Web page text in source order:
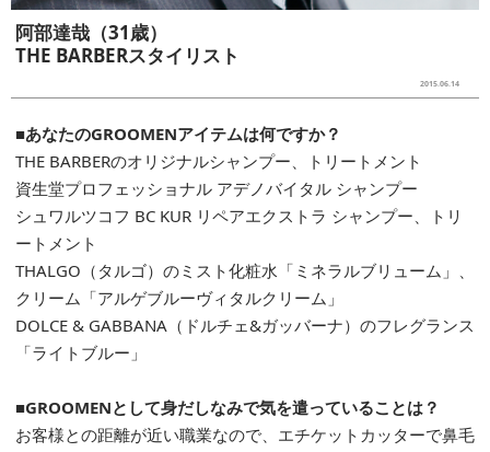
阿部達哉（31歳）
THE BARBERスタイリスト
2015.06.14
■あなたのGROOMENアイテムは何ですか？
THE BARBERのオリジナルシャンプー、トリートメント
資生堂プロフェッショナル アデノバイタル シャンプー
シュワルツコフ BC KUR リペアエクストラ シャンプー、トリ
ートメント
THALGO（タルゴ）のミスト化粧水「ミネラルブリューム」、
クリーム「アルゲブルーヴィタルクリーム」
DOLCE & GABBANA（ドルチェ&ガッバーナ）のフレグランス
「ライトブルー」
■GROOMENとして身だしなみで気を遣っていることは？
お客様との距離が近い職業なので、エチケットカッターで鼻毛